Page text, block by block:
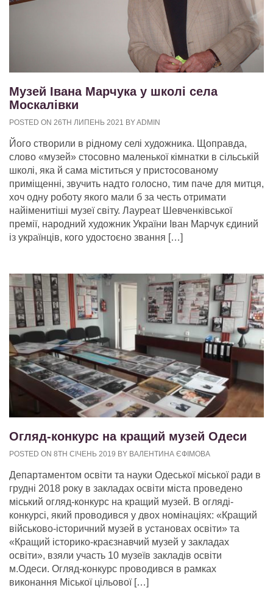
Музей Івана Марчука у школі села
Москалівки
POSTED ON 26TH ЛИПЕНЬ 2021 BY ADMIN
Його створили в рідному селі художника. Щоправда,
слово «музей» стосовно маленької кімнатки в сільській
школі, яка й сама міститься у пристосованому
приміщенні, звучить надто голосно, тим паче для митця,
хоч одну роботу якого мали б за честь отримати
найіменитіші музеї світу. Лауреат Шевченківської
премії, народний художник України Іван Марчук єдиний
із українців, кого удостоєно звання […]
Огляд-конкурс на кращий музей Одеси
POSTED ON 8TH СІЧЕНЬ 2019 BY ВАЛЕНТИНА ЄФІМОВА
Департаментом освіти та науки Одеської міської ради в
грудні 2018 року в закладах освіти міста проведено
міський огляд-конкурс на кращий музей. В огляді-
конкурсі, який проводився у двох номінаціях: «Кращий
військово-історичний музей в установах освіти» та
«Кращий історико-краєзнавчий музей у закладах
освіти», взяли участь 10 музеїв закладів освіти
м.Одеси. Огляд-конкурс проводився в рамках
виконання Міської цільової […]